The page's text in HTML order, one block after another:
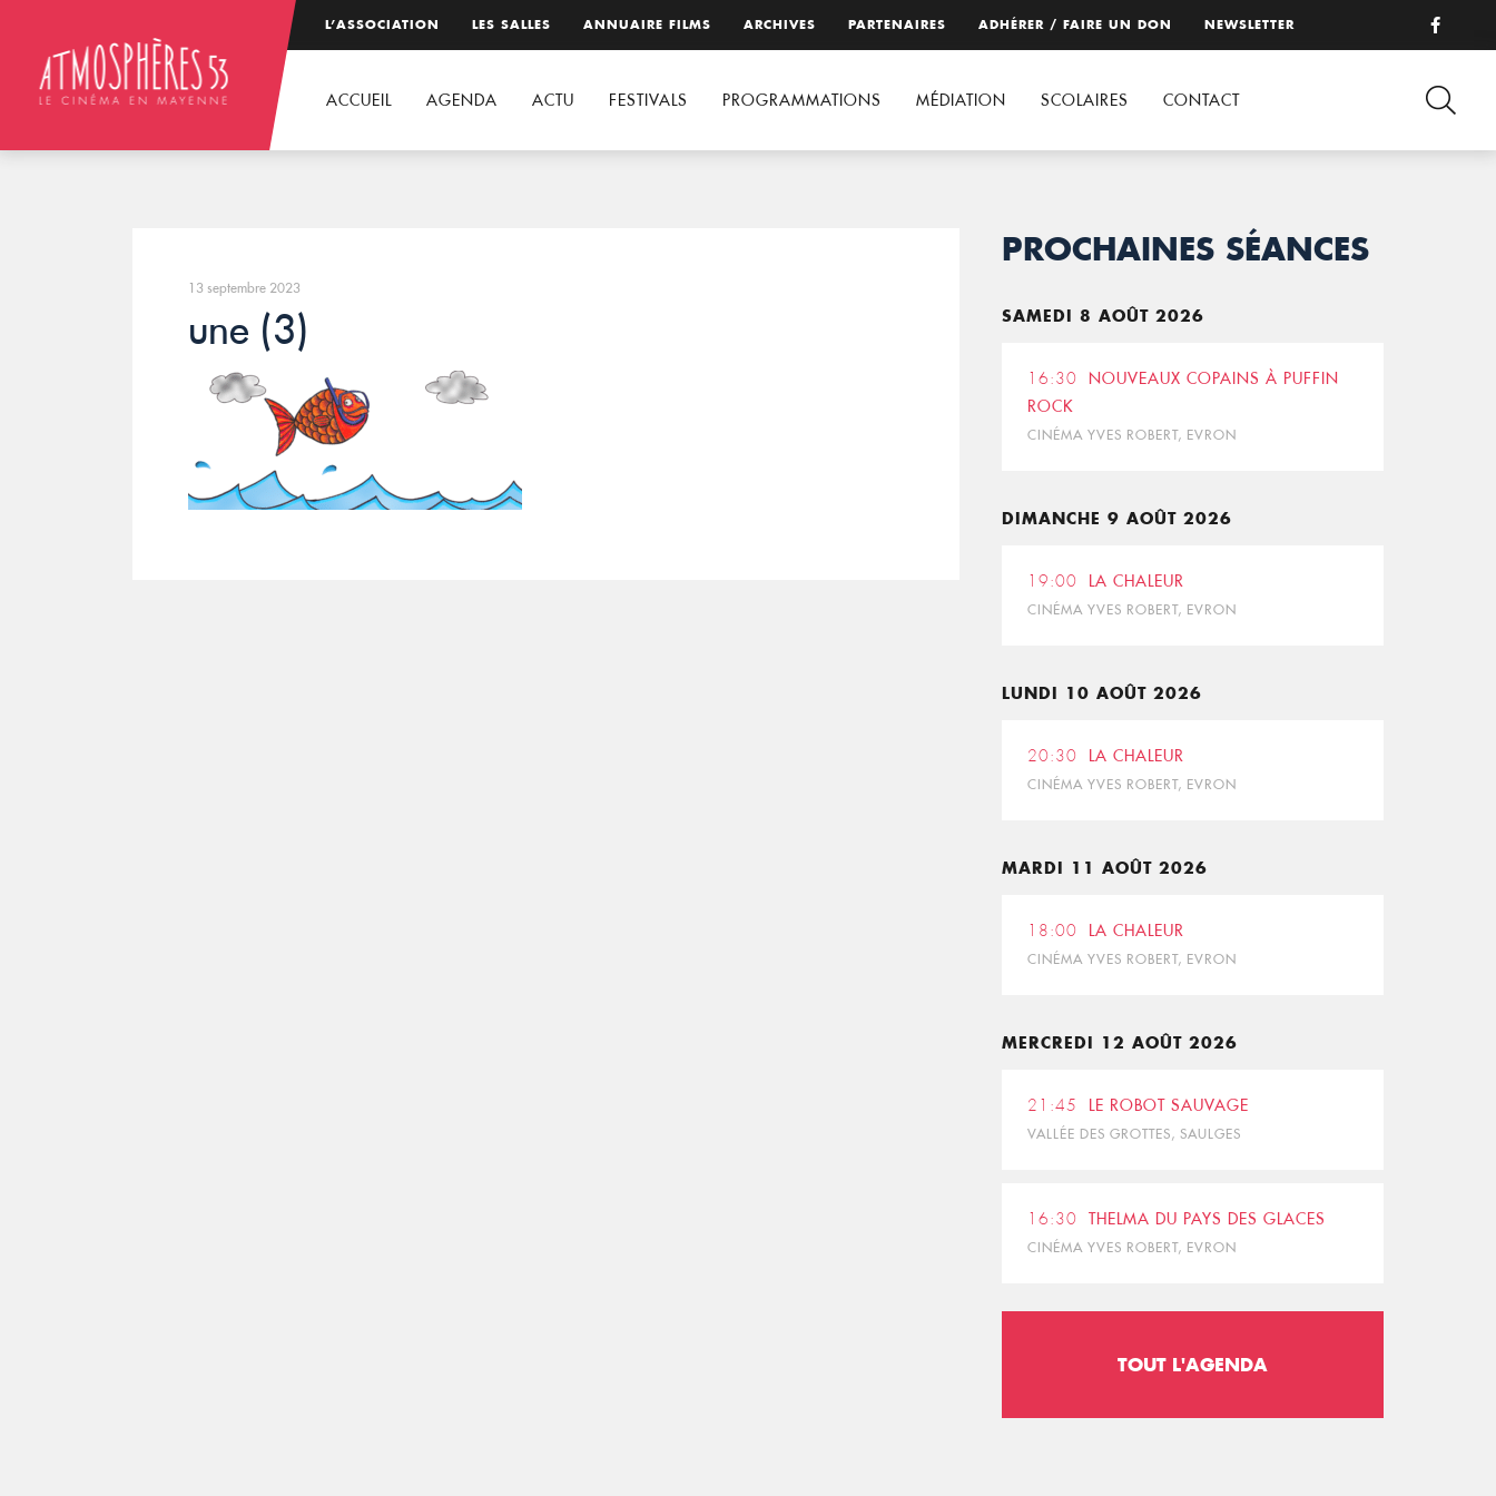
L’ASSOCIATION LES SALLES ANNUAIRE FILMS ARCHIVES PARTENAIRES ADHÉRER / FAIRE UN DON NEWSLETTER
ACCUEIL AGENDA ACTU FESTIVALS PROGRAMMATIONS MÉDIATION SCOLAIRES CONTACT
13 septembre 2023
une (3)
PROCHAINES SÉANCES
SAMEDI 8 AOÛT 2026
16:30
NOUVEAUX COPAINS À PUFFIN
ROCK
CINÉMA YVES ROBERT, EVRON
DIMANCHE 9 AOÛT 2026
19:00 LA CHALEUR
CINÉMA YVES ROBERT, EVRON
LUNDI 10 AOÛT 2026
20:30 LA CHALEUR
CINÉMA YVES ROBERT, EVRON
MARDI 11 AOÛT 2026
18:00 LA CHALEUR
CINÉMA YVES ROBERT, EVRON
MERCREDI 12 AOÛT 2026
21:45 LE ROBOT SAUVAGE
VALLÉE DES GROTTES, SAULGES
16:30 THELMA DU PAYS DES GLACES
CINÉMA YVES ROBERT, EVRON
TOUT L'AGENDA